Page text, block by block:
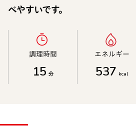
べやすいです。
調理時間​
15 分
エネルギー​
537 kcal